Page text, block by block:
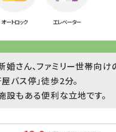
オートロック エレベーター
さん、ファミリー世帯向け
バス停」徒歩2分。
設もある便利な立地です。